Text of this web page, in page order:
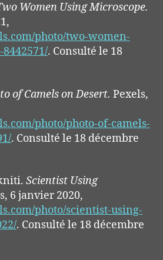
Women Using Microscope.
photo/two-women-
. Consulté le 18
of Camels on Desert. Pexels,
photo/photo-of-camels-
. Consulté le 18 décembre
Scientist Using
6 janvier 2020,
photo/scientist-using-
. Consulté le 18 décembre